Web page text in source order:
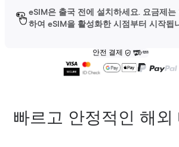
eSIM은 출국 전에 설치하세요. 요금제는
하여 eSIM을 활성화한 시점부터 시작됩
안전 결제
빠르고 안정적인 해외